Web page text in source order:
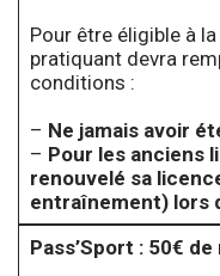
Pour être éligible à
pratiquant devra
conditions :
– Ne jamais avoir
– Pour les anciens
renouvelé sa
entraînement) lors
Pass’Sport : 50€